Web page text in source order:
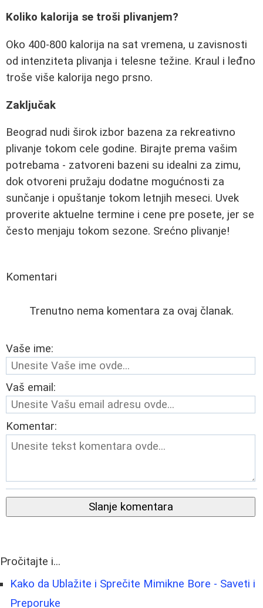
Koliko kalorija se troši plivanjem?
Oko 400-800 kalorija na sat vremena, u zavisnosti
od intenziteta plivanja i telesne težine. Kraul i leđno
troše više kalorija nego prsno.
Zaključak
Beograd nudi širok izbor bazena za rekreativno
plivanje tokom cele godine. Birajte prema vašim
potrebama - zatvoreni bazeni su idealni za zimu,
dok otvoreni pružaju dodatne mogućnosti za
sunčanje i opuštanje tokom letnjih meseci. Uvek
proverite aktuelne termine i cene pre posete, jer se
često menjaju tokom sezone. Srećno plivanje!
Komentari
Trenutno nema komentara za ovaj članak.
Vaše ime:
Vaš email:
Komentar:
Slanje komentara
Pročitajte i...
Kako da Ublažite i Sprečite Mimikne Bore - Saveti i
Preporuke